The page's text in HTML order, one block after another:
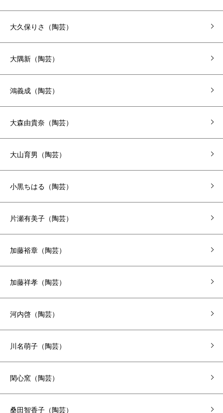
大久保りさ（陶芸）
大隅新（陶芸）
鴻義成（陶芸）
大森由貴奈（陶芸）
大山育男（陶芸）
小黒ちはる（陶芸）
片瀬有美子（陶芸）
加藤裕章（陶芸）
加藤祥孝（陶芸）
河内啓（陶芸）
川名萌子（陶芸）
閑心窯（陶芸）
桑田智香子（陶芸）